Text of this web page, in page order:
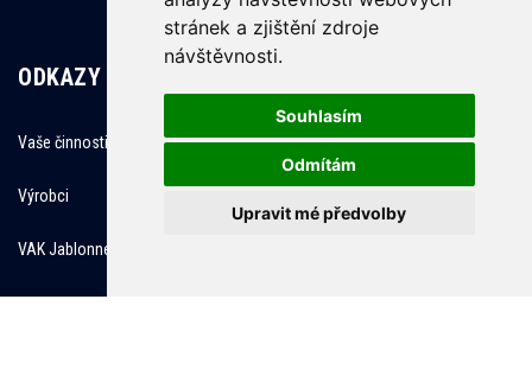
stránek a zjištění zdroje
návštěvnosti.
Souhlasím
Odmítám
Upravit mé předvolby
ODKAZY
Vaše činnosti
Výrobci
VAK Jablonné nad Orlicí